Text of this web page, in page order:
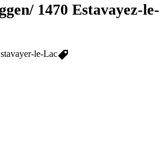
1470 Estavayez-le-
le-Lac